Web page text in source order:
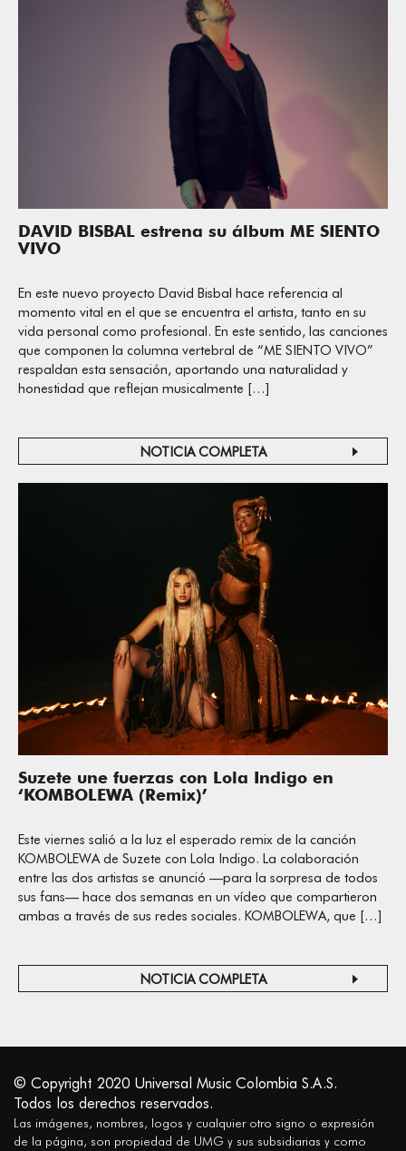
DAVID BISBAL estrena su álbum ME SIENTO
VIVO
En este nuevo proyecto David Bisbal hace referencia al
momento vital en el que se encuentra el artista, tanto en su
vida personal como profesional. En este sentido, las canciones
que componen la columna vertebral de “ME SIENTO VIVO”
respaldan esta sensación, aportando una naturalidad y
honestidad que reflejan musicalmente […]
NOTICIA COMPLETA
Suzete une fuerzas con Lola Indigo en
‘KOMBOLEWA (Remix)’
Este viernes salió a la luz el esperado remix de la canción
KOMBOLEWA de Suzete con Lola Indigo. La colaboración
entre las dos artistas se anunció —para la sorpresa de todos
sus fans— hace dos semanas en un vídeo que compartieron
ambas a través de sus redes sociales. KOMBOLEWA, que […]
NOTICIA COMPLETA
© Copyright 2020 Universal Music Colombia S.A.S.
Todos los derechos reservados.
Las imágenes, nombres, logos y cualquier otro signo o expresión
de la página, son propiedad de UMG y sus subsidiarias y como